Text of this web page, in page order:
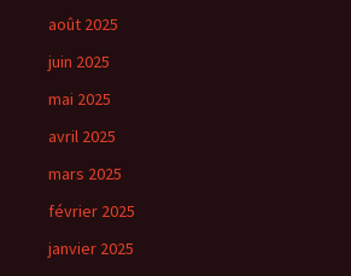
août 2025
juin 2025
mai 2025
avril 2025
mars 2025
février 2025
janvier 2025